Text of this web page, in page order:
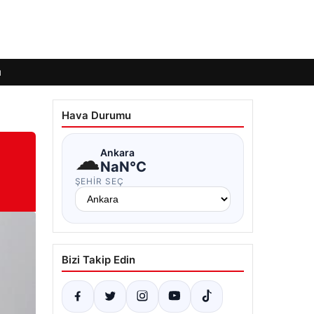
Hava Durumu
☁Ankara
NaN°C
ŞEHIR SEÇ
Bizi Takip Edin